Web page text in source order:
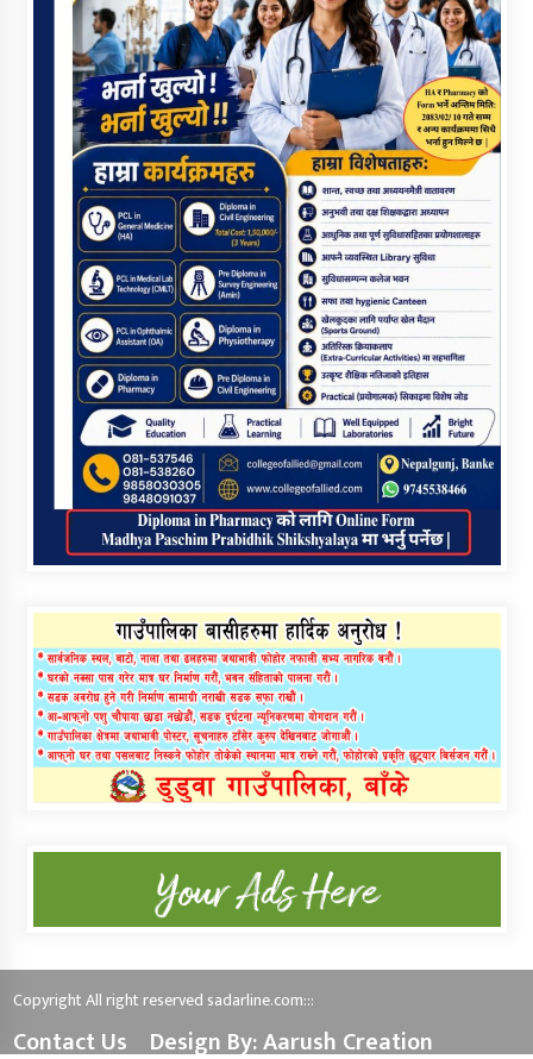
Copyright All right reserved sadarline.com:::
Contact Us Design By: Aarush Creation